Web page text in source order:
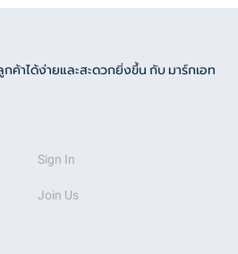
กค้าได้ง่ายและสะดวกยิ่งขึ้น กับ มาร์กเอท
Sign In
Join Us